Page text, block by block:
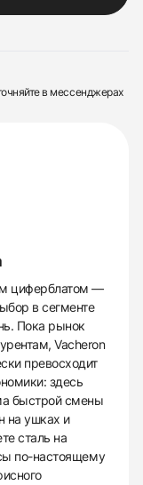
в мессенджерах
циферблатом —
в сегменте
Пока рынок
Vacheron
превосходит
здесь
быстрой смены
на ушках и
сталь на
по-настоящему